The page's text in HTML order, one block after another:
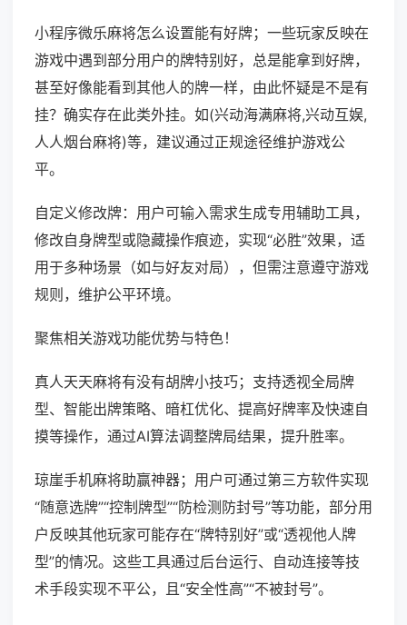
小程序微乐麻将怎么设置能有好牌；一些玩家反映在
游戏中遇到部分用户的牌特别好，总是能拿到好牌，
甚至好像能看到其他人的牌一样，由此怀疑是不是有
挂？确实存在此类外挂。如(兴动海满麻将,兴动互娱,
人人烟台麻将)等，建议通过正规途径维护游戏公
平。
自定义修改牌：用户可输入需求生成专用辅助工具，
修改自身牌型或隐藏操作痕迹，实现“必胜”效果，适
用于多种场景（如与好友对局），但需注意遵守游戏
规则，维护公平环境。
聚焦相关游戏功能优势与特色！
真人天天麻将有没有胡牌小技巧；支持透视全局牌
型、智能出牌策略、暗杠优化、提高好牌率及快速自
摸等操作，通过AI算法调整牌局结果，提升胜率。
琼崖手机麻将助赢神器；用户可通过第三方软件实现
“随意选牌”“控制牌型”“防检测防封号”等功能，部分用
户反映其他玩家可能存在“牌特别好”或“透视他人牌
型”的情况。这些工具通过后台运行、自动连接等技
术手段实现不平公，且“安全性高”“不被封号”。